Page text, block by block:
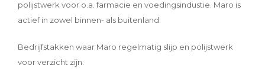
polijstwerk voor o.a. farmacie en voedingsindustie. Maro is
actief in zowel binnen- als buitenland.
Bedrijfstakken waar Maro regelmatig slijp en polijstwerk
voor verzicht zijn: